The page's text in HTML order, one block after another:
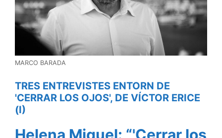
MARCO BARADA
TRES ENTREVISTES ENTORN DE
'CERRAR LOS OJOS', DE VÍCTOR ERICE
(I)